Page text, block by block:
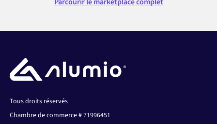
Tous droits réservés
Chambre de commerce # 71996451